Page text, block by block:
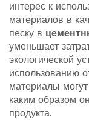
интерес к
материалов в
песку в
уменьшает
экологической
использованию
материалы
каким образом
продукта.